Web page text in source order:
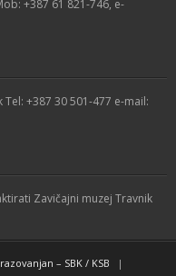
+387 61 821-746, e-
+387 30 501-477 e-mail:
Zavičajni muzej Travnik
– SBK / KSB